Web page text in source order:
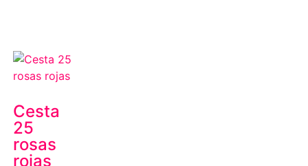
Cesta
25
rosas
rojas